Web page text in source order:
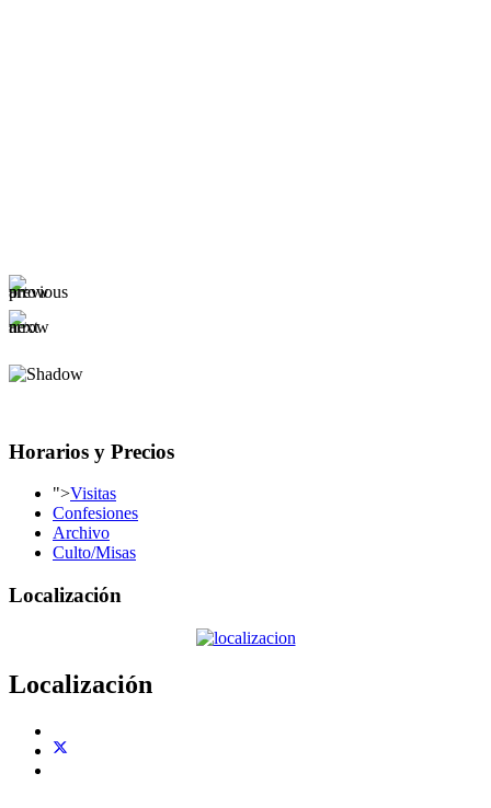
Horarios y Precios
">Visitas
Confesiones
Archivo
Culto/Misas
Localización
Localización